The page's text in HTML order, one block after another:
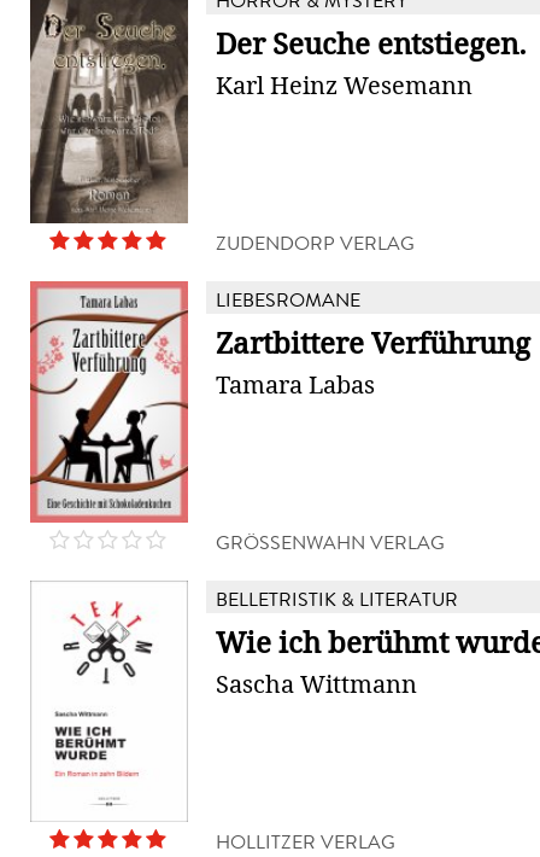
Der Seuche entstiegen.
Karl Heinz Wesemann
ZUDENDORP VERLAG
LIEBESROMANE
Zartbittere Verführung
Tamara Labas
GRÖSSENWAHN VERLAG
BELLETRISTIK & LITERATUR
Wie ich berühmt
Sascha Wittmann
HOLLITZER VERLAG